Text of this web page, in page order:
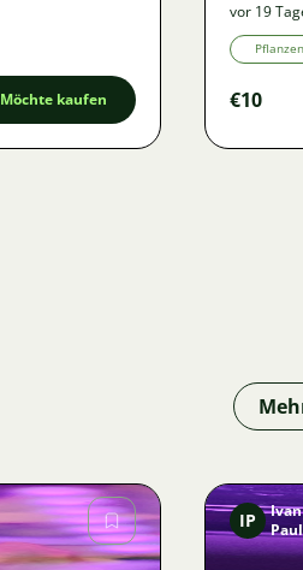
Möchte kaufen
vor 19
Pflanzen
€10
IP
Ivan